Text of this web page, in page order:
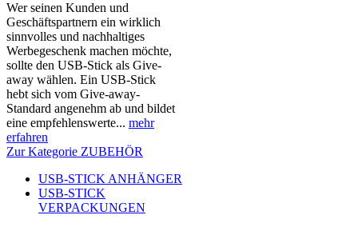
Wer seinen Kunden und
Geschäftspartnern ein wirklich
sinnvolles und nachhaltiges
Werbegeschenk machen möchte,
sollte den USB-Stick als Give-
away wählen. Ein USB-Stick
hebt sich vom Give-away-
Standard angenehm ab und bildet
eine empfehlenswerte... mehr
erfahren
Zur Kategorie ZUBEHÖR
USB-STICK ANHÄNGER
USB-STICK
VERPACKUNGEN